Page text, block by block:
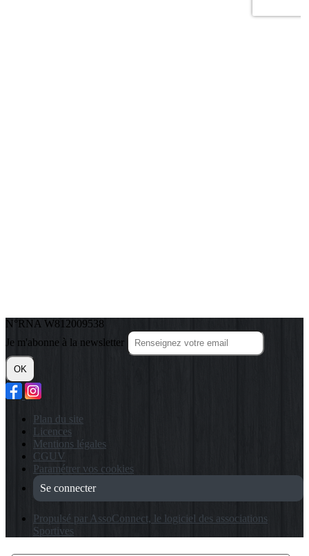
N°RNA W812009538
Je m'abonne à la newsletter
OK
Plan du site
Licences
Mentions légales
CGUV
Paramétrer vos cookies
Se connecter
Propulsé par AssoConnect, le logiciel des associations
Sportives